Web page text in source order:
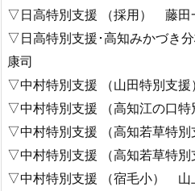
▽日高特別支援 （採用） 藤田
▽日高特別支援･高知みかづき
康司
▽中村特別支援 （山田特別支
▽中村特別支援 （高知江の口
▽中村特別支援 （高知若草特
▽中村特別支援 （高知若草特
▽中村特別支援 （宿毛小） 山